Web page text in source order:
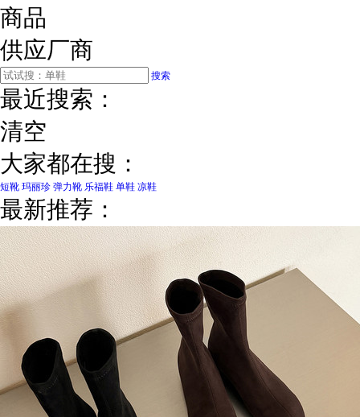
商品
供应厂商
搜索
最近搜索：
清空
大家都在搜：
短靴 玛丽珍 弹力靴 乐福鞋 单鞋 凉鞋
最新推荐：